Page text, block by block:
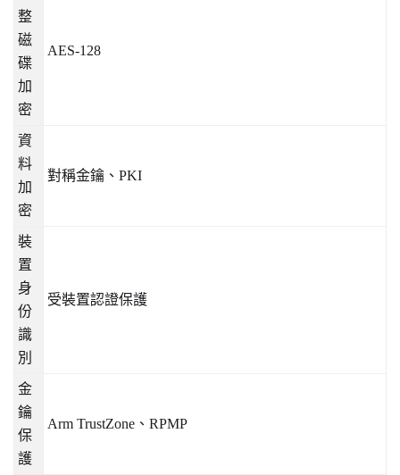
整
磁
碟
加
密
AES-128
資
料
加
密
對稱金鑰、 PKI
裝
置
身
份
識
別
受裝置認證保護
金
鑰
保
護
Arm TrustZone 、 RPMP